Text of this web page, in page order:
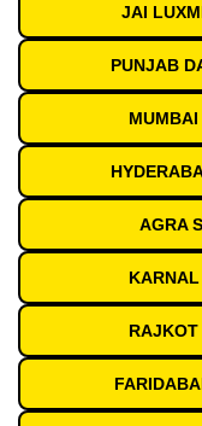
JAI
PUNJAB
AGRA
RAJKOT